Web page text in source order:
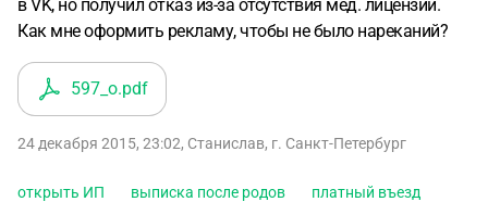
в VK, но получил отказ из-за отсутствия мед. лицензии.
Как мне оформить рекламу, чтобы не было нареканий?
597_o.pdf
24 декабря 2015, 23:02, Станислав, г. Санкт-Петербург
открыть ИП выписка после родов
платный въезд